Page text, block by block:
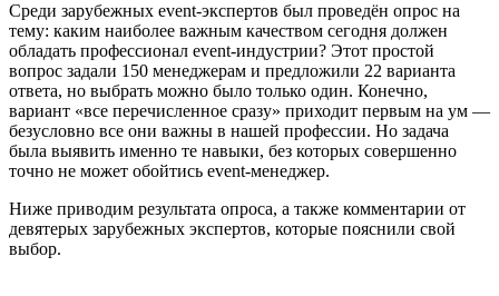
Среди зарубежных event-экспертов был проведён опрос на
тему: каким наиболее важным качеством сегодня должен
обладать профессионал event-индустрии? Этот простой
вопрос задали 150 менеджерам и предложили 22 варианта
ответа, но выбрать можно было только один. Конечно,
вариант «все перечисленное сразу» приходит первым на ум —
безусловно все они важны в нашей профессии. Но задача
была выявить именно те навыки, без которых совершенно
точно не может обойтись event-менеджер.
Ниже приводим результата опроса, а также комментарии от
девятерых зарубежных экспертов, которые пояснили свой
выбор.